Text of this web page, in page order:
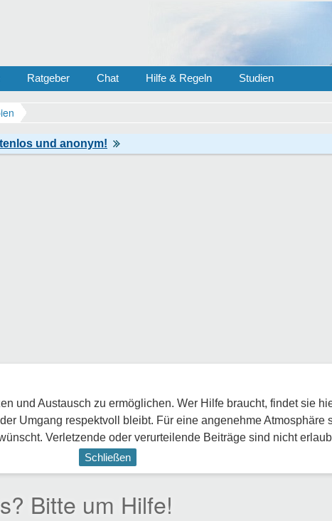
Ratgeber Chat Hilfe & Regeln Studien
und Austausch zu ermöglichen. Wer Hilfe braucht, findet sie
Umgang respektvoll bleibt. Für eine angenehme Atmosphäre
Verletzende oder verurteilende Beiträge sind nicht
Schließen
Bitte um Hilfe!